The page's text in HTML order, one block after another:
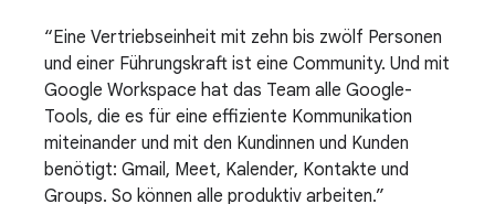
Eine Vertriebseinheit mit zehn bis zwölf Personen
und einer Führungskraft ist eine Community. Und mit
Google Workspace hat das Team alle Google-
Tools, die es für eine effiziente Kommunikation
miteinander und mit den Kundinnen und Kunden
benötigt: Gmail, Meet, Kalender, Kontakte und
Groups. So können alle produktiv arbeiten.